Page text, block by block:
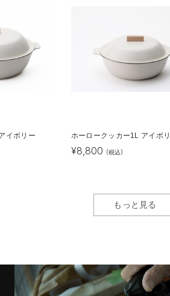
イボリー ホーロークッカー1L アイボ
¥8,800 (税込)
もっと見る